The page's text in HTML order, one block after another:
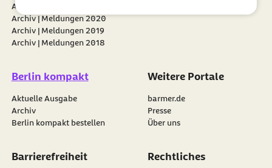
Archiv | Meldungen 2021
Archiv | Meldungen 2020
Archiv | Meldungen 2019
Archiv | Meldungen 2018
Berlin kompakt
Aktuelle Ausgabe
Archiv
Berlin kompakt bestellen
Weitere Portale
barmer.de
Presse
Über uns
Barrierefreiheit Rechtliches